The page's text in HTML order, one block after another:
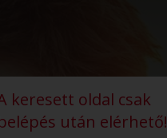
keresett oldal csak
után elérhető!